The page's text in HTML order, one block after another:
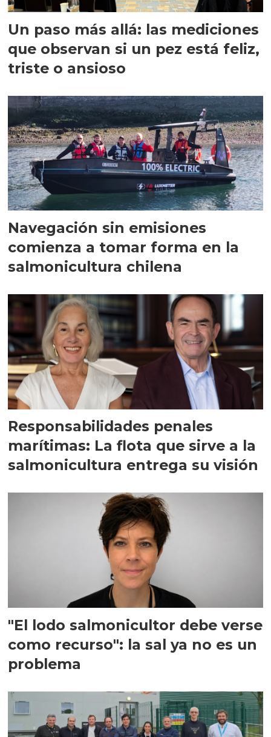
Un paso más allá: las mediciones
que observan si un pez está feliz,
triste o ansioso
Navegación sin emisiones
comienza a tomar forma en la
salmonicultura chilena
Responsabilidades penales
marítimas: La flota que sirve a la
salmonicultura entrega su visión
"El lodo salmonicultor debe verse
como recurso": la sal ya no es un
problema